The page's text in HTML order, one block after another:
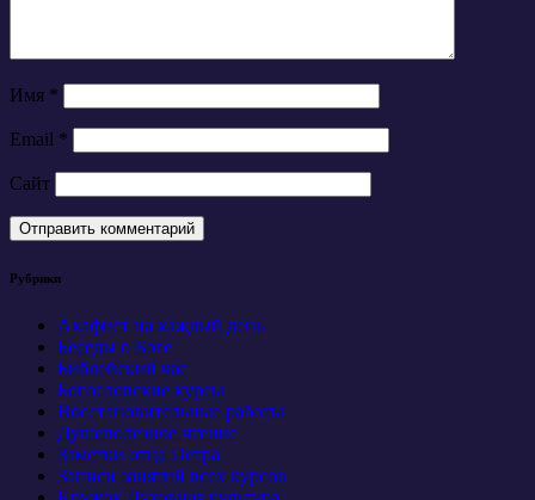
Имя *
Email *
Сайт
Рубрики
Акафист на каждый день
Беседы о Боге
Библейский час
Богословские курсы
Восстановительные работы
Душеполезное чтение
Заметки отца Петра
Записи занятий всех курсов